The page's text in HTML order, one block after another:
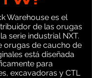
Warehouse es el
de las orugas
serie industrial NXT.
orugas de caucho de
está diseñada
para
excavadoras y CTL